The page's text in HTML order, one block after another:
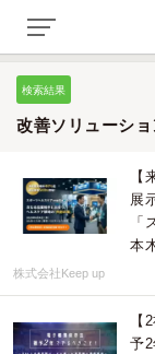
検索結果
改善ソリューシ
【
展
「
本
株式会社Keep up
予